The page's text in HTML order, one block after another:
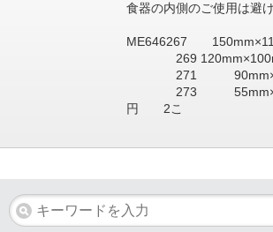
食器の内側のご使用は避
ME646267
269
271 90mm×
273 55mm×
円 2こ